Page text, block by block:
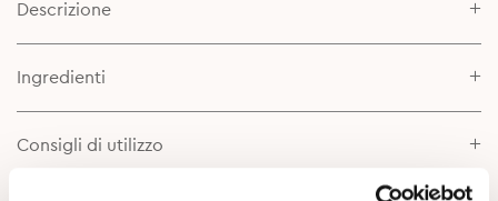
Descrizione
Ingredienti
Consigli di utilizzo